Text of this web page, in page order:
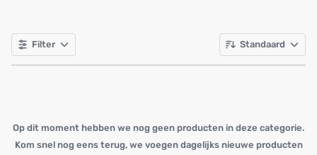
Filter Standaard
Op dit moment hebben we nog geen producten in deze categorie.
Kom snel nog eens terug, we voegen dagelijks nieuwe producten